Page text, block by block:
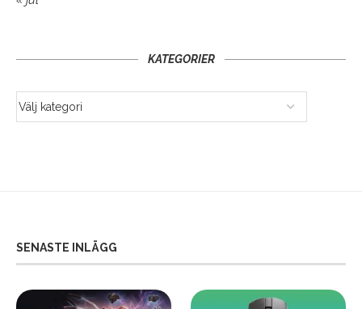
KATEGORIER
SENASTE INLÄGG